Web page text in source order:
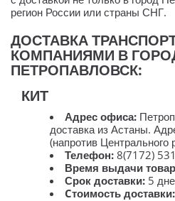
регион России или страны СНГ.
ДОСТАВКА
КОМПАНИЯМИ В
ПЕТРОПАВЛОВСК:
КИТ
Адрес офиса:
доставка из Астаны.
(напротив Центрального
Телефон: 8(7172)
Время выдачи
Срок доставки: 5
Cтоимость доставки: